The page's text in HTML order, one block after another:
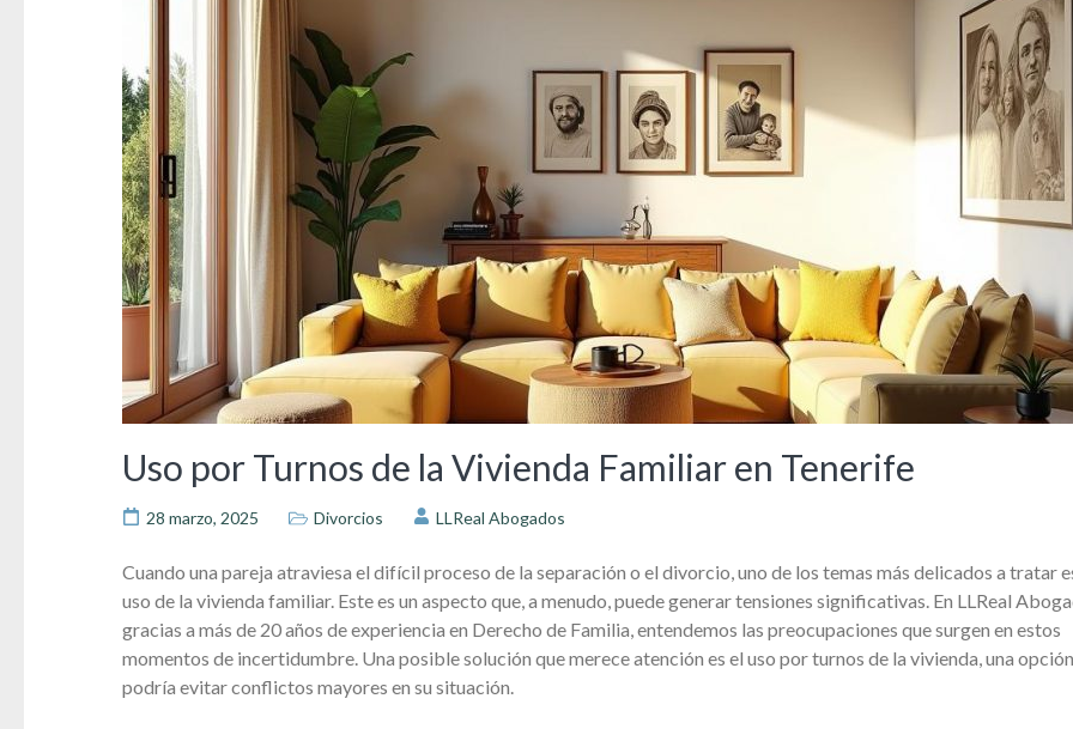
Uso por Turnos de la Vivienda Familiar en Tenerife
28 marzo, 2025 Divorcios LLReal Abogados
Cuando una pareja atraviesa el difícil proceso de la separación o el divorcio, uno de los temas más delicados a tratar
uso de la vivienda familiar. Este es un aspecto que, a menudo, puede generar tensiones significativas. En LLReal
gracias a más de 20 años de experiencia en Derecho de Familia, entendemos las preocupaciones que surgen en estos
momentos de incertidumbre. Una posible solución que merece atención es el uso por turnos de la vivienda, una
podría evitar conflictos mayores en su situación.